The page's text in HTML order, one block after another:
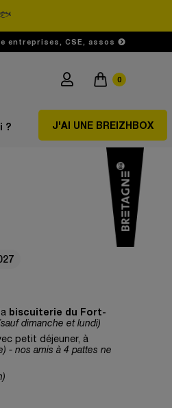
entreprises, CSE, assos
0
? J'AI UNE BREIZHBOX
biscuiterie du Fort-
dimanche et lundi)
petit déjeuner, à
- nos amis à 4 pattes ne